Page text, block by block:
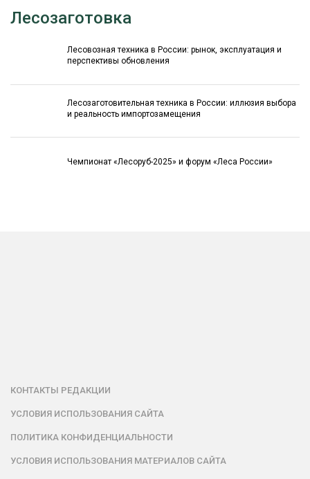
Лесозаготовка
Лесовозная техника в России: рынок, эксплуатация и
перспективы обновления
Лесозаготовительная техника в России: иллюзия выбора
и реальность импортозамещения
Чемпионат «Лесоруб-2025» и форум «Леса России»
КОНТАКТЫ РЕДАКЦИИ
УСЛОВИЯ ИСПОЛЬЗОВАНИЯ САЙТА
ПОЛИТИКА КОНФИДЕНЦИАЛЬНОСТИ
УСЛОВИЯ ИСПОЛЬЗОВАНИЯ МАТЕРИАЛОВ САЙТА